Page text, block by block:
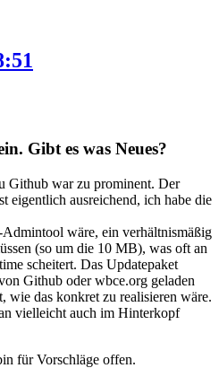
Gibt es was Neues?
Github war zu prominent. Der
eigentlich ausreichend, ich habe die
wäre, ein verhältnismäßig
(so um die 10 MB), was oft an
scheitert. Das Updatepaket
Github oder wbce.org geladen
wie das konkret zu realisieren wäre.
vielleicht auch im Hinterkopf
für Vorschläge offen.